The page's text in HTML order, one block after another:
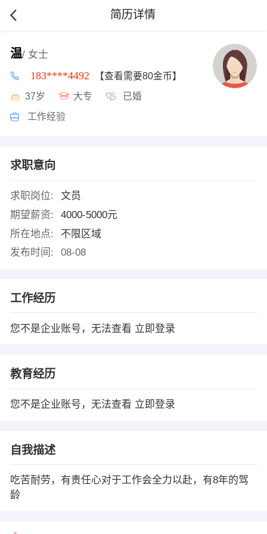
简历详情
温/ 女士
183****4492 【查看需要80金币】
37岁 大专 已婚
工作经验
求职意向
求职岗位:
文员
期望薪资:
4000-5000元
所在地点:
不限区域
发布时间:
08-08
工作经历
您不是企业账号，无法查看 立即登录
教育经历
您不是企业账号，无法查看 立即登录
自我描述
吃苦耐劳，有责任心对于工作会全力以赴，有8年的驾
龄